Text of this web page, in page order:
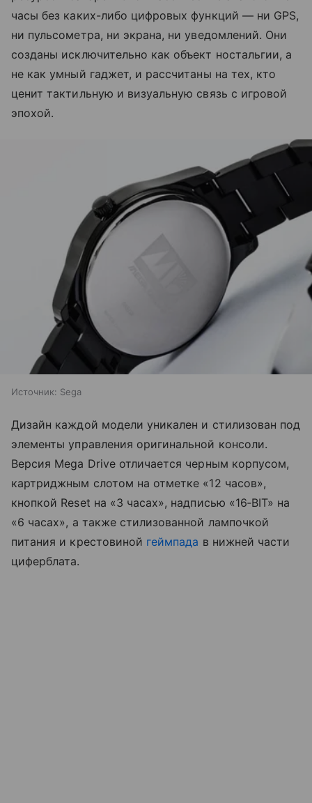
часы без каких-либо цифровых функций — ни GPS,
ни пульсометра, ни экрана, ни уведомлений. Они
созданы исключительно как объект ностальгии, а
не как умный гаджет, и рассчитаны на тех, кто
ценит тактильную и визуальную связь с игровой
эпохой.
Источник: Sega
Дизайн каждой модели уникален и стилизован под
элементы управления оригинальной консоли.
Версия Mega Drive отличается черным корпусом,
картриджным слотом на отметке «12 часов»,
кнопкой Reset на «3 часах», надписью «16‑BIT» на
«6 часах», а также стилизованной лампочкой
питания и крестовиной геймпада в нижней части
циферблата.